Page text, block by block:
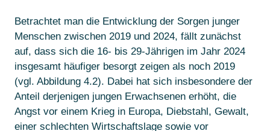
Betrachtet man die Entwicklung der Sorgen junger
Menschen zwischen 2019 und 2024, fällt zunächst
auf, dass sich die 16- bis 29-Jährigen im Jahr 2024
insgesamt häufiger besorgt zeigen als noch 2019
(vgl. Abbildung 4.2). Dabei hat sich insbesondere der
Anteil derjenigen jungen Erwachsenen erhöht, die
Angst vor einem Krieg in Europa, Diebstahl, Gewalt,
einer schlechten Wirtschaftslage sowie vor